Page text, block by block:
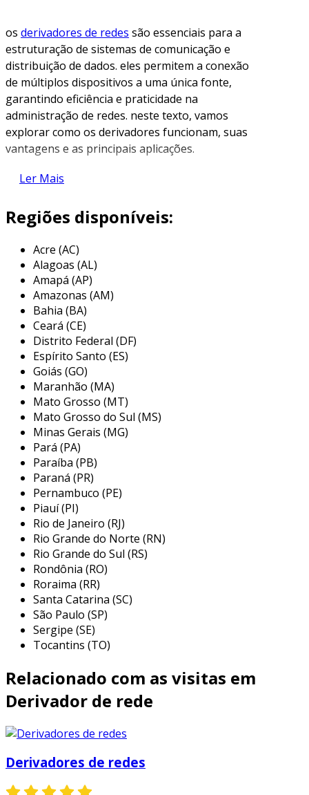
os derivadores de redes são essenciais para a
estruturação de sistemas de comunicação e
distribuição de dados. eles permitem a conexão
de múltiplos dispositivos a uma única fonte,
garantindo eficiência e praticidade na
administração de redes. neste texto, vamos
explorar como os derivadores funcionam, suas
vantagens e as principais aplicações.
o que são derivadores de redes?
distribuem sinais ou dados para várias saídas.
telecomunicação e redes de computadores,
permitindo que um único sinal chegue a
diferentes pontos de uma instalação.
além disso, podem ser projetados para
diferentes tipos de sinais, como eletricidade,
dados e comunicações. com isso, proporcionam
um gerenciamento mais organizado da
infraestrutura de rede.
vantagens dos derivadores de redes
os derivadores de redes oferecem uma
variedade de benefícios. entre os principais,
destacam-se:
eficiência na distribuição
que um único sinal se distribua por
diversas saídas, otimizando o uso do
cabeamento.
facilidade de instalação
um derivador é simples e rápida,
economizando tempo e recursos.
redução de custos
ponto de entrada, as empresas reduzem o
necessários, resultando em economia.
versatilidade: podem ser utilizados em
compatíveis com sistemas analógicos e
melhor gestão de rede
monitoramento e a manutenção da
Ler Mais
Regiões disponíveis:
Acre (AC)
Alagoas (AL)
Amapá (AP)
Amazonas (AM)
Bahia (BA)
Ceará (CE)
Distrito Federal (DF)
Espírito Santo (ES)
Goiás (GO)
Maranhão (MA)
Mato Grosso (MT)
Mato Grosso do Sul (MS)
Minas Gerais (MG)
Pará (PA)
Paraíba (PB)
Paraná (PR)
Pernambuco (PE)
Piauí (PI)
Rio de Janeiro (RJ)
Rio Grande do Norte (RN)
Rio Grande do Sul (RS)
Rondônia (RO)
Roraima (RR)
Santa Catarina (SC)
São Paulo (SP)
Sergipe (SE)
Tocantins (TO)
Relacionado com as visitas em
Derivador de rede
Derivadores de redes